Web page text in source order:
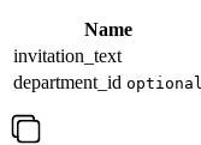
Name
invitation_text
department_id optional